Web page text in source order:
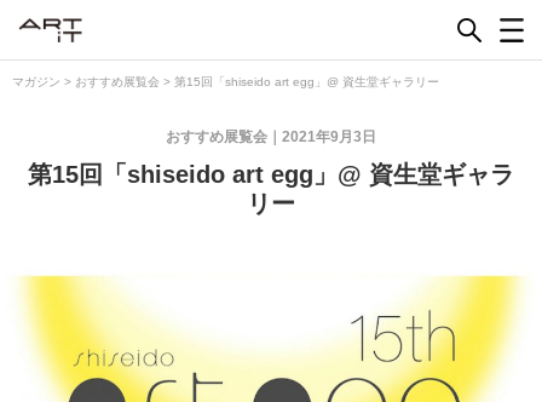
マガジン > おすすめ展覧会 > 第15回「shiseido art egg」@ 資生堂ギャラリー
2021年9月3日
おすすめ展覧会
第15回「shiseido art egg」@ 資生堂ギャラ
リー